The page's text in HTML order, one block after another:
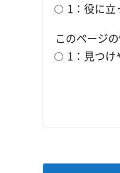
1：役に立
このページ
1：見つけ